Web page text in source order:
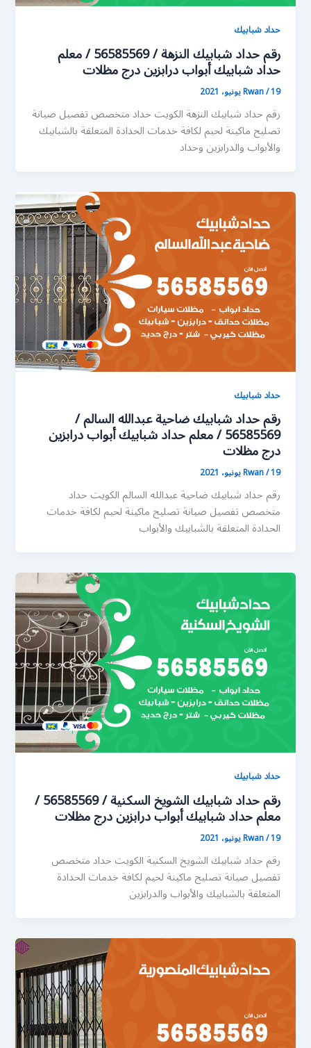
حداد شبابيك
رقم حداد شبابيك النزهة / 56585569 / معلم
حداد شبابيك أبواب درابزين درج مظلات
Rwan/19 يونيو، 2021
رقم حداد شبابيك النزهة الكويت حداد متخصص تفصيل صيانة
تصليح ماكينة لحيم لكافة خدمات الحدادة المتعلقة بالشبابيك
والأبواب والدرابزين وحداد
حداد شبابيك
رقم حداد شبابيك ضاحية عبدالله السالم /
56585569 / معلم حداد شبابيك أبواب درابزين
درج مظلات
Rwan/19 يونيو، 2021
رقم حداد شبابيك ضاحية عبدالله السالم الكويت حداد
متخصص تفصيل صيانة تصليح ماكينة لحيم لكافة خدمات
الحدادة المتعلقة بالشبابيك والأبواب
حداد شبابيك
رقم حداد شبابيك الشويخ السكنية / 56585569 /
معلم حداد شبابيك أبواب درابزين درج مظلات
Rwan/19 يونيو، 2021
رقم حداد شبابيك الشويخ السكنية الكويت حداد متخصص
تفصيل صيانة تصليح ماكينة لحيم لكافة خدمات الحدادة
المتعلقة بالشبابيك والأبواب والدرابزين